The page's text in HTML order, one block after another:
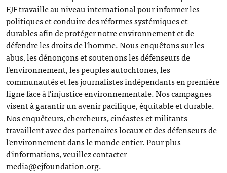
EJF travaille au niveau international pour informer les
politiques et conduire des réformes systémiques et
durables afin de protéger notre environnement et de
défendre les droits de l'homme. Nous enquêtons sur les
abus, les dénonçons et soutenons les défenseurs de
l'environnement, les peuples autochtones, les
communautés et les journalistes indépendants en première
ligne face à l'injustice environnementale. Nos campagnes
visent à garantir un avenir pacifique, équitable et durable.
Nos enquêteurs, chercheurs, cinéastes et militants
travaillent avec des partenaires locaux et des défenseurs de
l'environnement dans le monde entier. Pour plus
d'informations, veuillez contacter
media@ejfoundation.org.